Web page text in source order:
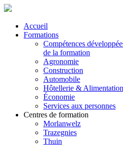
Accueil
Formations
Compétences
de la formation
Agronomie
Construction
Automobile
Hôtellerie & Alimentation
Économie
Services aux personnes
Centres de formation
Morlanwelz
Trazegnies
Thuin